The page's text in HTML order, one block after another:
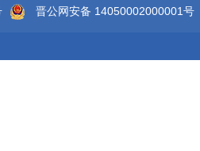
晋公网安备 14050002000001号